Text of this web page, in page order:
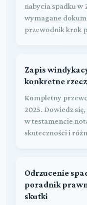
nabycia spadku w
wymagane
przewodnik krok
Zapis
konkretne
Kompletny
2025. Dowiedz
w testamencie
skuteczności i
Odrzucenie
poradnik
skutki